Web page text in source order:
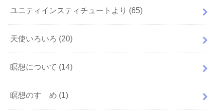
ユニティインスティチュートより (65)
天使いろいろ (20)
瞑想について (14)
瞑想のすゝめ (1)